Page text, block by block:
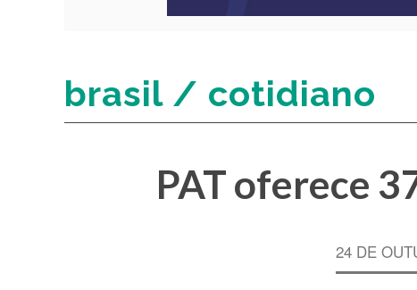
brasil / cotidiano
PAT oferece
24 DE